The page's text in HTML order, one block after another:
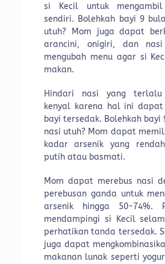
si Kecil untuk mengambil
sendiri. Bolehkah bayi 9
utuh? Mom juga dapat
arancini, onigiri, dan
mengubah menu agar si
makan.
Hindari nasi yang
kenyal karena hal ini dapat
bayi tersedak. Bolehkah bayi
nasi utuh? Mom dapat
kadar arsenik yang
putih atau basmati.
Mom dapat merebus nasi
perebusan ganda untuk
arsenik hingga 50-74%.
mendampingi si Kecil
perhatikan tanda tersedak.
juga dapat
makanan lunak seperti